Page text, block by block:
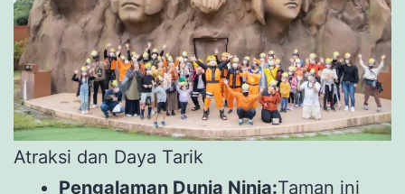
Atraksi dan Daya Tarik
Pengalaman Dunia Ninja:Taman ini